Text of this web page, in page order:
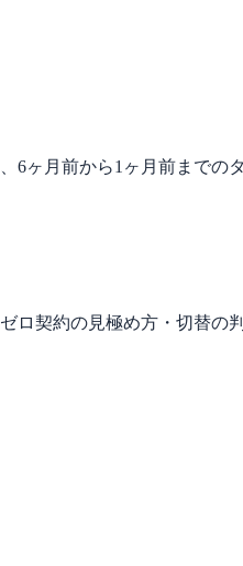
ヶ月前から1ヶ月前までの
契約の見極め方・切替の